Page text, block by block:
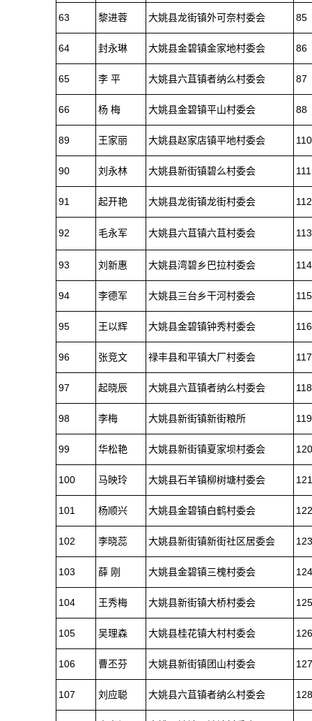
63 黎进蓉 大姚县龙街镇外可奈村委会 85
64 封永琳 大姚县金碧镇金家地村委会 86
65 李 平 大姚县六苴镇者纳么村委会 87
66 杨 梅 大姚县金碧镇平山村委会 88
89 王家丽 大姚县赵家店镇平地村委会 110
90 刘永林 大姚县新街镇碧么村委会 111
91 起开艳 大姚县龙街镇龙街村委会 112
92 毛永军 大姚县六苴镇六苴村委会 113
93 刘新惠 大姚县湾碧乡巴拉村委会 114
94 李德军 大姚县三台乡干河村委会 115
95 王以辉 大姚县金碧镇钟秀村委会 116
96 张竞文 禄丰县和平镇大厂村委会 117
97 起晓辰 大姚县六苴镇者纳么村委会 118
98 李梅 大姚县新街镇新街粮所 119
99 华松艳 大姚县新街镇夏家坝村委会 120
100 马映玲 大姚县石羊镇柳树塘村委会 121
101 杨顺兴 大姚县金碧镇白鹤村委会 122
102 李晓蕊 大姚县新街镇新街社区居委会 123
103 薛 刚 大姚县金碧镇三槐村委会 124
104 王秀梅 大姚县新街镇大桥村委会 125
105 吴理森 大姚县桂花镇大村村委会 126
106 曹丕芬 大姚县新街镇团山村委会 127
107 刘应聪 大姚县六苴镇者纳么村委会 128